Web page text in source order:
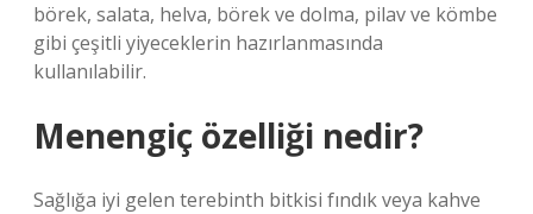
börek, salata, helva, börek ve dolma, pilav ve kömbe
gibi çeşitli yiyeceklerin hazırlanmasında
kullanılabilir.
Menengiç özelliği nedir?
Sağlığa iyi gelen terebinth bitkisi fındık veya kahve